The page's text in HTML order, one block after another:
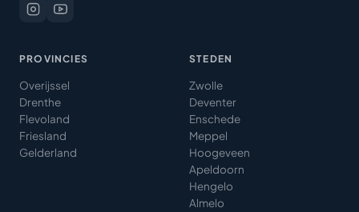
PROVINCIES
Overijssel
Drenthe
Flevoland
Friesland
Gelderland
STEDEN
Zwolle
Deventer
Enschede
Meppel
Hoogeveen
Apeldoorn
Hengelo
Almelo